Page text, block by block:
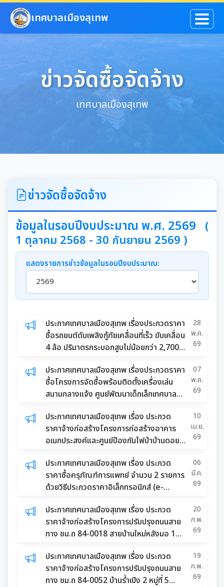
ข้ามไปยังเนื้อหาหลัก
เทศบาลเมืองสุเทพ
ข่าวจัดซื้อจัดจ้าง
เทศบาลเมืองสุเทพ
ข่าวจัดซื้อจัดจ้าง
ข้อมูลในรอบปีงบประมาณ พ.ศ. 2569
(
1 ตุลาคม 2568 - 30 กันยายน 2569 )
แสดงรายการข่าวข้อมูลในรอบปีงบประมาณ:
ประกาศเทศบาลเมืองสุเทพ เรื่องประกวดราคา
ซื้อรถยนต์ดับเพลิงกู้ภัยเคลื่อนที่เร็ว ขับเคลื่อน
4 ล้อ ปริมาตรกระบอกสูบไม่น้อยกว่า 2,700 ซี
28
พ.ค.
69
ประกาศเทศบาลเมืองสุเทพ เรื่องประกวดราคา
ซื้อโครงการจัดซื้อพร้อมติดตั้งเครื่องเล่น
สนามกลางแจ้ง ศูนย์พัฒนาเด็กเล็กเทศบาล
07
พ.ค.
69
ประกาศเทศบาลเมืองสุเทพ เรื่อง ประกวด
ราคาจ้างก่อสร้างโครงการก่อสร้างอาคาร
อเนกประสงค์และศูนย์ป้องกันไฟป่าบ้านดอย
bidding)
10
เม.ย.
69
ประกาศเทศบาลเมืองสุเทพ เรื่อง ประกวด
ราคาซื้อครุภัณฑ์การแพทย์ จำนวน 2 รายการ
ด้วยวิธีประกวดราคาอิเล็กทรอนิกส์ (e-
06
มี.ค.
69
ประกาศเทศบาลเมืองสุเทพ เรื่อง ประกวด
ราคาจ้างก่อสร้างโครงการปรับปรุงถนนสาย
ทาง ชม.ถ 84-0018 สายบ้านใหม่หลังมอ 10
bidding)
20
ก.พ.
69
ประกาศเทศบาลเมืองสุเทพ เรื่อง ประกวด
ราคาจ้างก่อสร้างโครงการปรับปรุงถนนสาย
ทาง ชม.ถ 84-0052 บ้านร่ำเปิง 2 หมู่ที่ 5
19
ก.พ.
69